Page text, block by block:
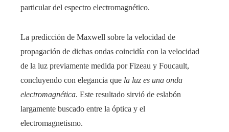
particular del espectro electromagnético.
La predicción de Maxwell sobre la velocidad de
propagación de dichas ondas coincidía con la velocidad
de la luz previamente medida por Fizeau y Foucault,
concluyendo con elegancia que la luz es una onda
electromagnética. Este resultado sirvió de eslabón
largamente buscado entre la óptica y el
electromagnetismo.